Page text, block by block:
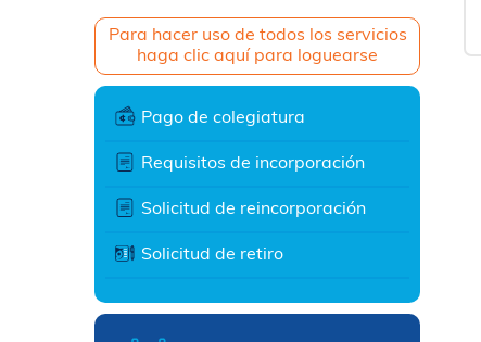
Para hacer uso de todos los servicios
haga clic aquí para loguearse
Pago de colegiatura
Requisitos de incorporación
Solicitud de reincorporación
Solicitud de retiro